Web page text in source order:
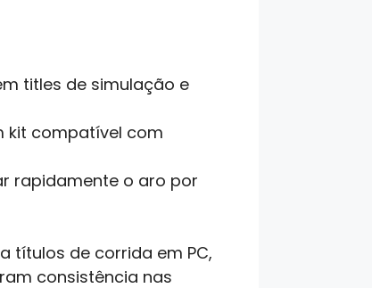
titles de simulação e
kit compatível com
rapidamente o aro por
títulos de corrida em PC,
consistência nas